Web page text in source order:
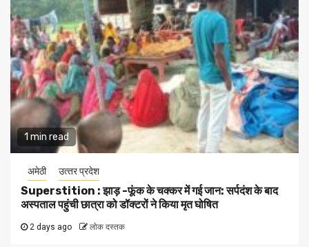
1 min read
अमेठी उत्‍तर प्रदेश
Superstition : झाड़ -फूंक के चक्कर में गई जान: सर्पदंश के बाद
अस्पताल पहुंची छात्रा को डॉक्टरों ने किया मृत घोषित
2 days ago लोक दस्तक